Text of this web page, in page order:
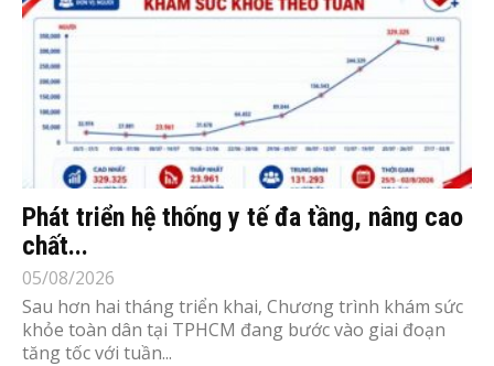
Phát triển hệ thống y tế đa tầng, nâng cao
chất...
05/08/2026
Sau hơn hai tháng triển khai, Chương trình khám sức
khỏe toàn dân tại TPHCM đang bước vào giai đoạn
tăng tốc với tuần...